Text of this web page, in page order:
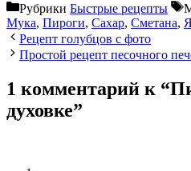
Рубрики Быстрые рецепты
Мука, Пироги, Сахар, Сметана,
Рецепт голубцов с фото
Простой рецепт песочного
1 комментарий к
духовке”